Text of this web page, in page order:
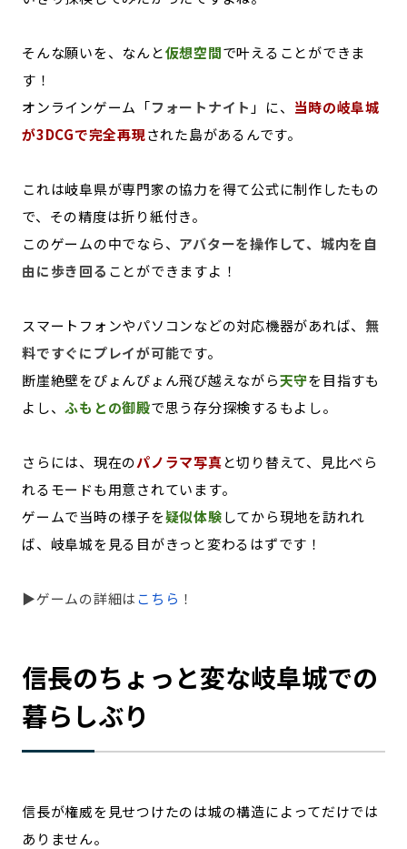
そんな願いを、なんと仮想空間で叶えることができま
す！
オンラインゲーム「フォートナイト 」に、 当時の岐阜城
が3DCGで完全再現された島があるんです。
これは岐阜県が専門家の協力を得て公式に制作したもの
で、その精度は折り紙付き。
このゲームの中でなら、 アバターを操作して、城内を自
由に歩き回る ことができますよ！
スマートフォンやパソコンなどの対応機器があれば、 無
料ですぐにプレイが可能です。
断崖絶壁をぴょんぴょん飛び越えながら天守を目指すも
よし、ふもとの御殿で思う存分探検するもよし。
さらには、現在のパノラマ写真と切り替えて、見比べら
れるモードも用意されています。
ゲームで当時の様子を疑似体験してから現地を訪れれ
ば、岐阜城を見る目がきっと変わるはずです！
▶ゲームの詳細はこちら ！
信長のちょっと変な岐阜城での
暮らしぶり
信長が権威を見せつけたのは城の構造によってだけでは
ありません。